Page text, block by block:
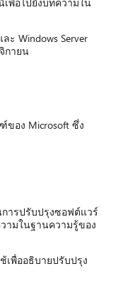
ะ Windows Server
กายน
อง Microsoft ซึ่ง
ารปรับปรุงซอฟต์แวร์
ามในฐานความรู้ของ
เพื่ออธิบายปรับปรุง